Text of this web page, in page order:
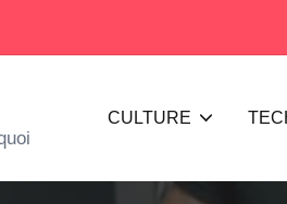
CULTURE